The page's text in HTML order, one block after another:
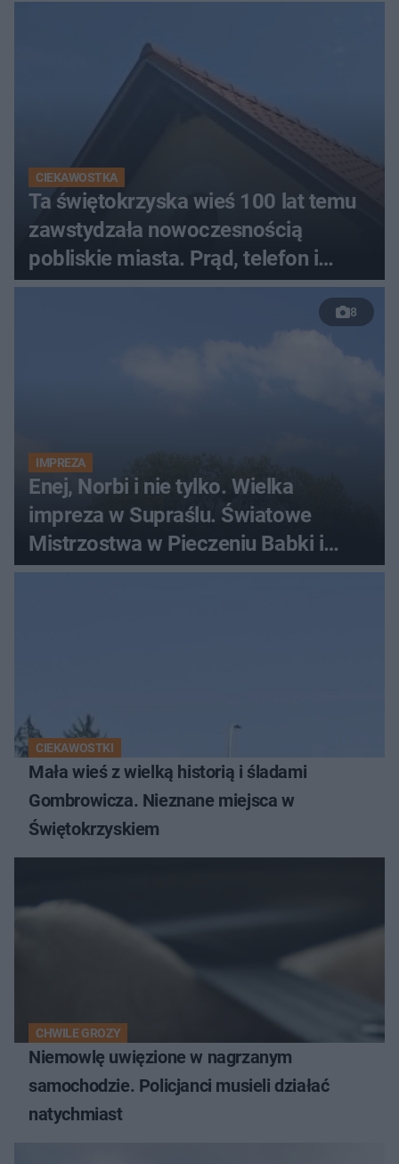
CIEKAWOSTKA
Ta świętokrzyska wieś 100 lat temu
zawstydzała nowoczesnością
pobliskie miasta. Prąd, telefon i
luksusowa auta
8
IMPREZA
Enej, Norbi i nie tylko. Wielka
impreza w Supraślu. Światowe
Mistrzostwa w Pieczeniu Babki i
Kiszki Ziemniaczanej
CIEKAWOSTKI
Mała wieś z wielką historią i śladami
Gombrowicza. Nieznane miejsca w
Świętokrzyskiem
CHWILE GROZY
Niemowlę uwięzione w nagrzanym
samochodzie. Policjanci musieli działać
natychmiast